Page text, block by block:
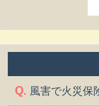
風害で火災保